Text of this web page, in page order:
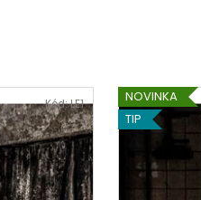
Kód:LE1
NOVINKA
TIP